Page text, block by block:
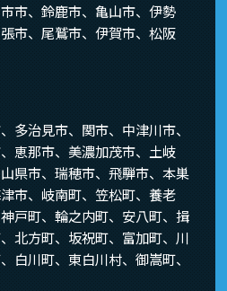
市、鈴鹿市、亀山市、伊勢
市、尾鷲市、伊賀市、松阪
多治見市、関市、中津川市、
恵那市、美濃加茂市、土岐
県市、瑞穂市、飛騨市、本巣
市、岐南町、笠松町、養老
戸町、輪之内町、安八町、揖
北方町、坂祝町、富加町、川
白川町、東白川村、御嵩町、